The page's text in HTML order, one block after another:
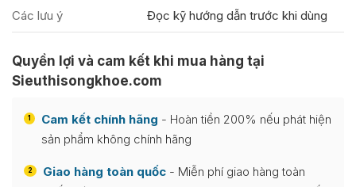
Các lưu ý Đọc kỹ hướng dẫn trước khi dùng
Quyền lợi và cam kết khi mua hàng tại
Sieuthisongkhoe.com
1 Cam kết chính hãng - Hoàn tiền 200% nếu phát hiện
sản phẩm không chính hãng
2 Giao hàng toàn quốc - Miễn phí giao hàng toàn